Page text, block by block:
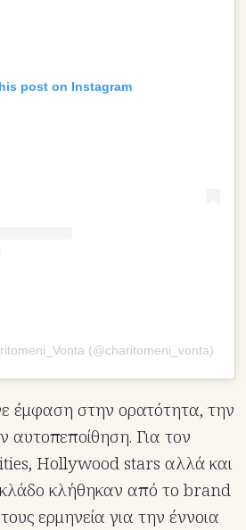
post on Instagram
(@charitomeni_vonta)
έμφαση στην ορατότητα, την
αυτοπεποίθηση. Για τον
Hollywood stars αλλά και
κλήθηκαν από το brand
ερμηνεία για την έννοια